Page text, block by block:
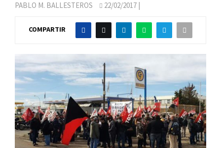
PABLO M. BALLESTEROS 22/02/2017 |
COMPARTIR